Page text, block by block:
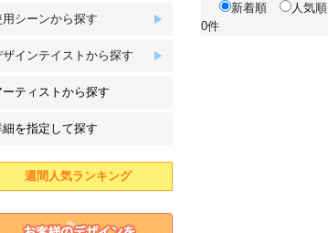
用シーンから探す
ザインテイストから探す
ーティストから探す
細を指定して探す
週間人気ランキング
新着順
人気順
0件